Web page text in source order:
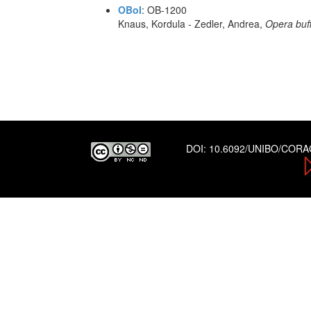
OBoI: OB-1200
Knaus, Kordula - Zedler, Andrea, Opera
DOI: 10.6092/UNIBO/